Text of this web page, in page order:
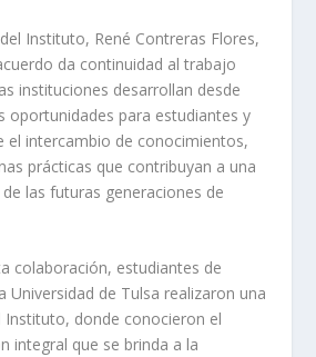
Instituto, René Contreras Flores,
da continuidad al trabajo
instituciones desarrollan desde
oportunidades para estudiantes y
el intercambio de conocimientos,
prácticas que contribuyan a una
las futuras generaciones de
colaboración, estudiantes de
Universidad de Tulsa realizaron una
Instituto, donde conocieron el
integral que se brinda a la